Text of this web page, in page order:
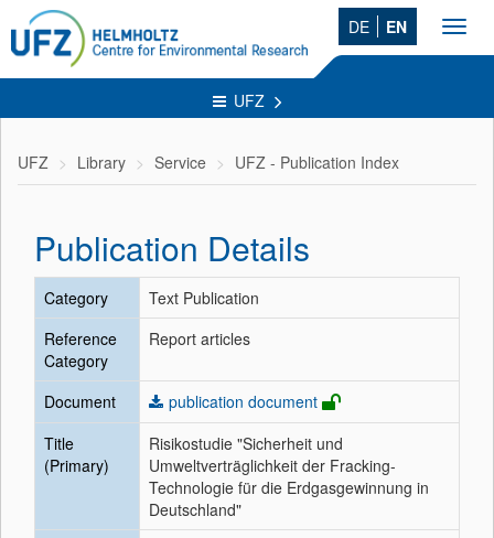
DE EN
UFZ
UFZ Library Service UFZ - Publication Index
Publication Details
Category
Text Publication
Reference
Category
Report articles
Document
publication document
Title
(Primary)
Risikostudie "Sicherheit und
Umweltverträglichkeit der Fracking-
Technologie für die Erdgasgewinnung in
Deutschland"